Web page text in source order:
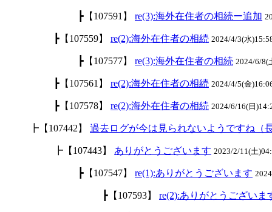
┣【107591】 re(3):海外在住者の相続ー追加
┣【107559】 re(2):海外在住者の相続 2024/4/3(水
┣【107577】 re(3):海外在住者の相続 2024/6/8(
┣【107561】 re(2):海外在住者の相続 2024/4/5(金
┣【107578】 re(2):海外在住者の相続 2024/6/16(日
┣【107442】 過去ログが今は見られないようですね（
┣【107443】 ありがとうございます 2023/2/11(土
┣【107547】 re(1):ありがとうございます
┣【107593】 re(2):ありがとうございま